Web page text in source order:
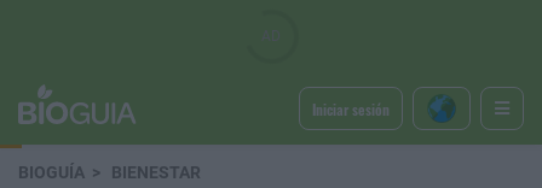
Iniciar sesión
BIOGUÍA BIENESTAR